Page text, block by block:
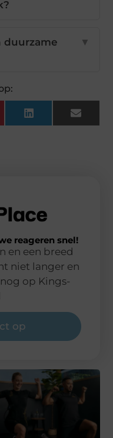
duurzame
▼
LinkedInEmail
reageren snel!
en een breed
niet langer en
op Kings-
op